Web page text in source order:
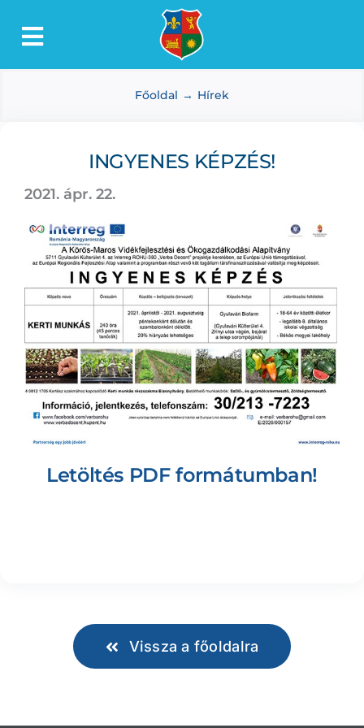
Toggle
Lőkösháza
Dokumentumtár
Média
Választás
Főoldal Hírek
INGYENES KÉPZÉS!
2021. ápr. 22.
Letöltés PDF formátumban!
Vissza a főoldalra